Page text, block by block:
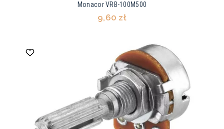
Monacor VRB-100M500
9,60 zł